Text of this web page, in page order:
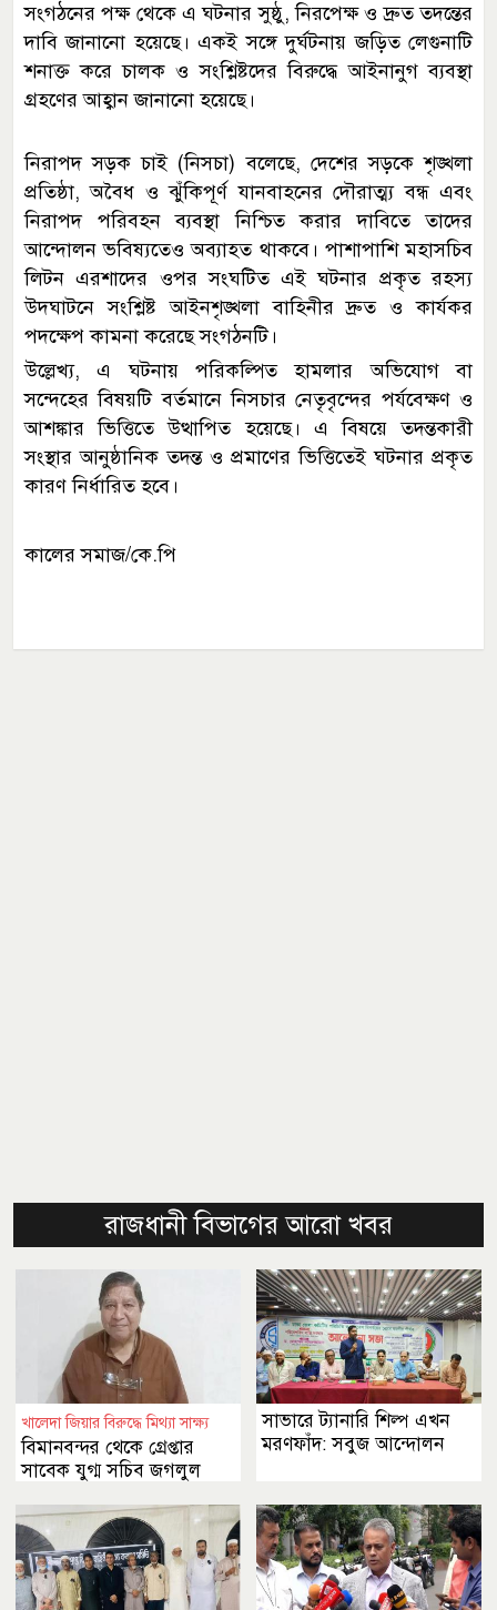
সংগঠনের পক্ষ থেকে এ ঘটনার সুষ্ঠু, নিরপেক্ষ ও দ্রুত তদন্তের
দাবি জানানো হয়েছে। একই সঙ্গে দুর্ঘটনায় জড়িত লেগুনাটি
শনাক্ত করে চালক ও সংশ্লিষ্টদের বিরুদ্ধে আইনানুগ ব্যবস্থা
গ্রহণের আহ্বান জানানো হয়েছে।
নিরাপদ সড়ক চাই (নিসচা) বলেছে, দেশের সড়কে শৃঙ্খলা
প্রতিষ্ঠা, অবৈধ ও ঝুঁকিপূর্ণ যানবাহনের দৌরাত্ম্য বন্ধ এবং
নিরাপদ পরিবহন ব্যবস্থা নিশ্চিত করার দাবিতে তাদের
আন্দোলন ভবিষ্যতেও অব্যাহত থাকবে। পাশাপাশি মহাসচিব
লিটন এরশাদের ওপর সংঘটিত এই ঘটনার প্রকৃত রহস্য
উদঘাটনে সংশ্লিষ্ট আইনশৃঙ্খলা বাহিনীর দ্রুত ও কার্যকর
পদক্ষেপ কামনা করেছে সংগঠনটি।
উল্লেখ্য, এ ঘটনায় পরিকল্পিত হামলার অভিযোগ বা
সন্দেহের বিষয়টি বর্তমানে নিসচার নেতৃবৃন্দের পর্যবেক্ষণ ও
আশঙ্কার ভিত্তিতে উত্থাপিত হয়েছে। এ বিষয়ে তদন্তকারী
সংস্থার আনুষ্ঠানিক তদন্ত ও প্রমাণের ভিত্তিতেই ঘটনার প্রকৃত
কারণ নির্ধারিত হবে।
কালের সমাজ/কে.পি
রাজধানী বিভাগের আরো খবর
খালেদা জিয়ার বিরুদ্ধে মিথ্যা সাক্ষ্য
বিমানবন্দর থেকে গ্রেপ্তার
সাবেক যুগ্ম সচিব জগলুল
সাভারে ট্যানারি শিল্প এখন
মরণফাঁদ: সবুজ আন্দোলন